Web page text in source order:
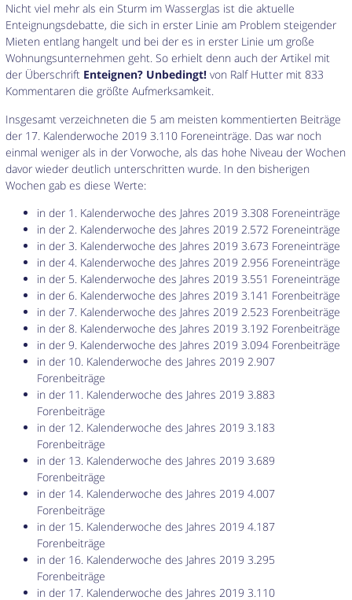
Nicht viel mehr als ein Sturm im Wasserglas ist die aktuelle
Enteignungsdebatte, die sich in erster Linie am Problem steigender
Mieten entlang hangelt und bei der es in erster Linie um große
Wohnungsunternehmen geht. So erhielt denn auch der Artikel mit
der Überschrift Enteignen? Unbedingt! von Ralf Hutter mit 833
Kommentaren die größte Aufmerksamkeit.
Insgesamt verzeichneten die 5 am meisten kommentierten Beiträge
der 17. Kalenderwoche 2019 3.110 Foreneinträge. Das war noch
einmal weniger als in der Vorwoche, als das hohe Niveau der Wochen
davor wieder deutlich unterschritten wurde. In den bisherigen
Wochen gab es diese Werte:
in der 1. Kalenderwoche des Jahres 2019 3.308 Foreneinträge
in der 2. Kalenderwoche des Jahres 2019 2.572 Foreneinträge
in der 3. Kalenderwoche des Jahres 2019 3.673 Foreneinträge
in der 4. Kalenderwoche des Jahres 2019 2.956 Foreneinträge
in der 5. Kalenderwoche des Jahres 2019 3.551 Foreneinträge
in der 6. Kalenderwoche des Jahres 2019 3.141 Forenbeiträge
in der 7. Kalenderwoche des Jahres 2019 2.523 Forenbeiträge
in der 8. Kalenderwoche des Jahres 2019 3.192 Forenbeiträge
in der 9. Kalenderwoche des Jahres 2019 3.094 Forenbeiträge
in der 10. Kalenderwoche des Jahres 2019 2.907
Forenbeiträge
in der 11. Kalenderwoche des Jahres 2019 3.883
Forenbeiträge
in der 12. Kalenderwoche des Jahres 2019 3.183
Forenbeiträge
in der 13. Kalenderwoche des Jahres 2019 3.689
Forenbeiträge
in der 14. Kalenderwoche des Jahres 2019 4.007
Forenbeiträge
in der 15. Kalenderwoche des Jahres 2019 4.187
Forenbeiträge
in der 16. Kalenderwoche des Jahres 2019 3.295
Forenbeiträge
in der 17. Kalenderwoche des Jahres 2019 3.110